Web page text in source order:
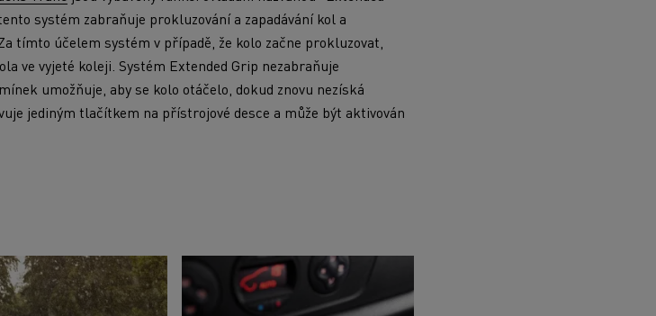
systém zabraňuje prokluzování a zapadávání kol a
tímto účelem systém v případě, že kolo začne prokluzovat,
ve vyjeté koleji. Systém Extended Grip nezabraňuje
umožňuje, aby se kolo otáčelo, dokud znovu nezíská
jediným tlačítkem na přístrojové desce a může být aktivován